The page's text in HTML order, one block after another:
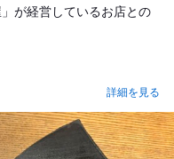
が経営しているお店との
詳細を見る